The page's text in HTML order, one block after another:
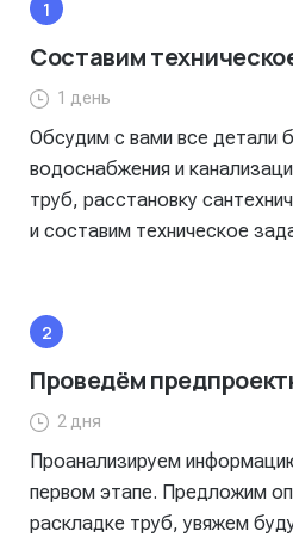
Составим
1 день
Обсудим с вами все детали
водоснабжения и
труб, расстановку
и составим техническое
Проведём
2 дня
Проанализируем
первом этапе. Предложим
раскладке труб, увяжем